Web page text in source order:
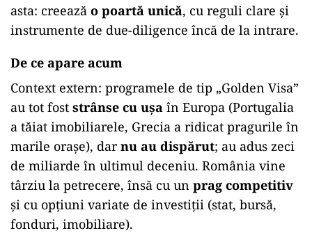
asta: creează o poartă unică, cu reguli clare și
instrumente de due-diligence încă de la intrare.
De ce apare acum
Context extern: programele de tip „Golden Visa”
au tot fost strânse cu ușa în Europa (Portugalia
a tăiat imobiliarele, Grecia a ridicat pragurile în
marile orașe), darnu au dispărut; au adus zeci
de miliarde în ultimul deceniu. România vine
târziu la petrecere, însă cu un prag competitiv
și cu opțiuni variate de investiții (stat, bursă,
fonduri, imobiliare).